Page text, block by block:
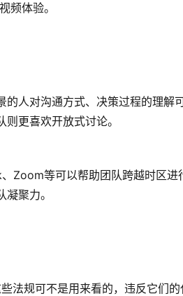
频体验。
人对沟通方式、决策过程的理解
更喜欢开放式讨论。
Zoom等可以帮助团队跨越时区进
聚力。
法规可不是用来看的，违反它们